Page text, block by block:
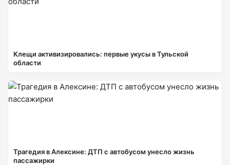
Клещи активизировались: первые укусы в Тульской
области
Трагедия в Алексине: ДТП с автобусом унесло жизнь
пассажирки